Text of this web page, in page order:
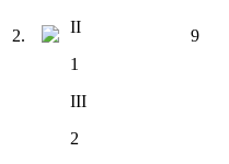
2.
II
1
III
2
9